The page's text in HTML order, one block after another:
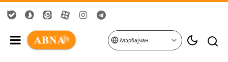
Азәрбајҹан